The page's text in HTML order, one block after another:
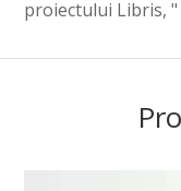
proiectului Libris, "